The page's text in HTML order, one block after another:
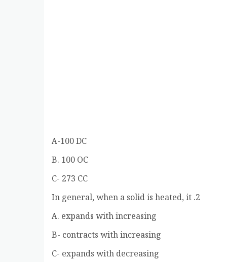
A-100 DC
B. 100 OC
C- 273 CC
2. In general, when a solid is heated, it
A. expands with increasing
B- contracts with increasing
C- expands with decreasing